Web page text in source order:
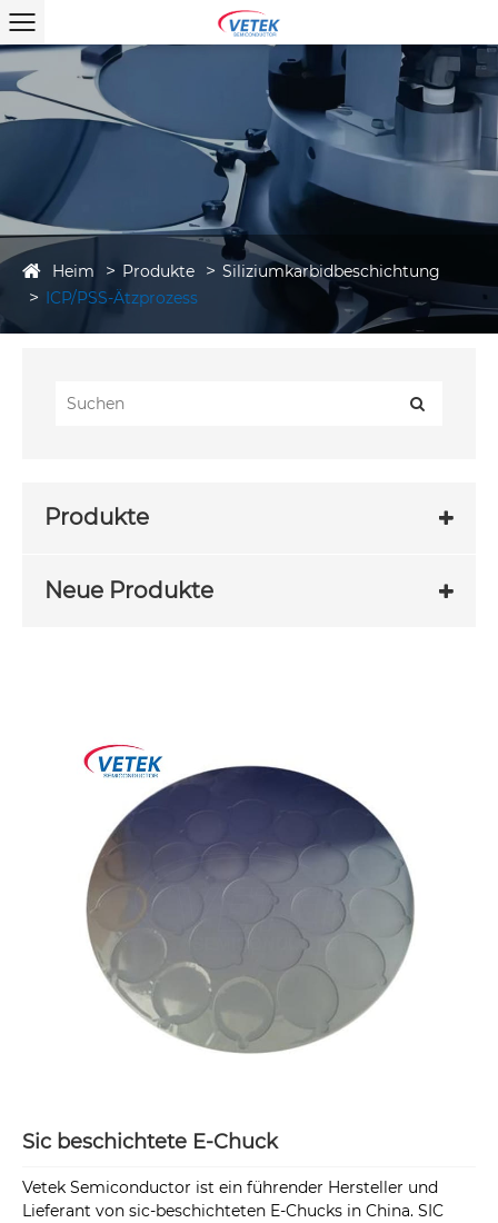
Heim Produkte
Siliziumkarbidbeschichtung
ICP/PSS-Ätzprozess
Produkte
Neue Produkte
Sic beschichtete E-Chuck
Vetek Semiconductor ist ein führender Hersteller und
Lieferant von sic-beschichteten E-Chucks in China. SIC